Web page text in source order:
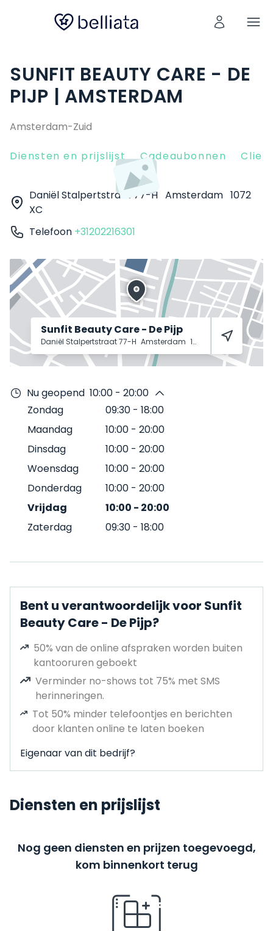
SUNFIT BEAUTY CARE - DE
PIJP | AMSTERDAM
Amsterdam-Zuid
Diensten en prijslijst Cadeaubonnen
Daniël Stalpertstraat 77-H Amsterdam 1072
XC
Telefoon +31202216301
Sunfit Beauty Care - De Pijp
Daniël Stalpertstraat 77-H Amsterdam 1072 XC
Nu geopend 10:00 - 20:00
Zondag
09:30 - 18:00
Maandag
10:00 - 20:00
Dinsdag
10:00 - 20:00
Woensdag
10:00 - 20:00
Donderdag
10:00 - 20:00
Vrijdag
10:00 - 20:00
Zaterdag
09:30 - 18:00
Bent u verantwoordelijk voor Sunfit
Beauty Care - De Pijp?
50% van de online afspraken worden buiten
kantooruren geboekt
Verminder no-shows tot 75% met SMS
herinneringen.
Tot 50% minder telefoontjes en berichten
door klanten online te laten boeken
Eigenaar van dit bedrijf?
Diensten en prijslijst
Nog geen diensten en prijzen toegevoegd,
kom binnenkort terug